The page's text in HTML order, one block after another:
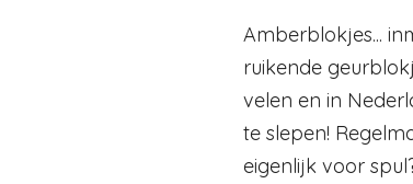
Amberblokjes...
ruikende
velen en in
te slepen!
eigenlijk voor